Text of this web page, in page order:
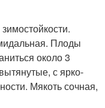
Плоды
около 3
с ярко-
Мякоть сочная,